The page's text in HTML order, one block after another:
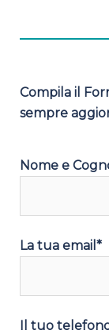
Compila il
sempre
Nome e
La tua email*
Il tuo